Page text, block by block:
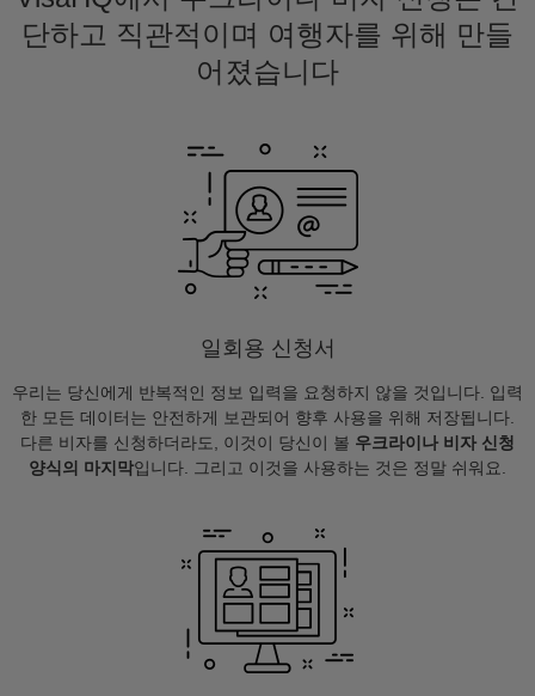
단하고 직관적이며 여행자를 위해 만들
어졌습니다
일회용 신청서
우리는 당신에게 반복적인 정보 입력을 요청하지 않을 것입니다. 입력
한 모든 데이터는 안전하게 보관되어 향후 사용을 위해 저장됩니다.
다른 비자를 신청하더라도, 이것이 당신이 볼 우크라이나 비자 신청
양식의 마지막입니다. 그리고 이것을 사용하는 것은 정말 쉬워요.